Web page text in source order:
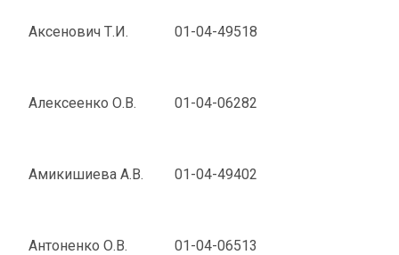
Аксенович Т.И. 01-04-49518
Алексеенко О.В. 01-04-06282
Амикишиева А.В. 01-04-49402
Антоненко О.В. 01-04-06513